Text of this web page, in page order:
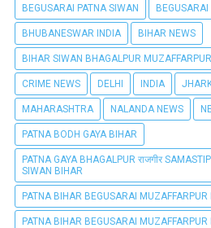
BEGUSARAI PATNA SIWAN
BHUBANESWAR INDIA BIHAR NEWS
BIHAR SIWAN BHAGALPUR
CRIME NEWS DELHI INDIA
MAHARASHTRA NALANDA NEWS
PATNA BODH GAYA BIHAR
PATNA GAYA BHAGALPUR राजगीर
SIWAN BIHAR
PATNA BIHAR BEGUSARAI MUZAFFARPUR
PATNA BIHAR BEGUSARAI